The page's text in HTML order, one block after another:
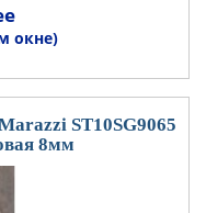
окне)
ST10SG9065
8мм